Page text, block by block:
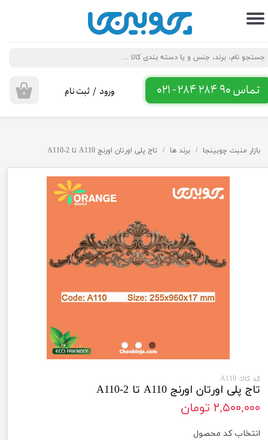
تماس 90 284 284 - 021 ۰ ورود / ثبت نام
حساب کاربری من
تغییر گذر واژه
سفارشات
خروج از حساب کاربری
بازار منبت چوبینجا برند ها تاج پلی اورتان اورنج A110 تا A110-2
تاج پلی اورتان اورنج A110 تا A110-2
کد کالا: A110
۲,۵۰۰,۰۰۰ تومان
انتخاب کد محصول